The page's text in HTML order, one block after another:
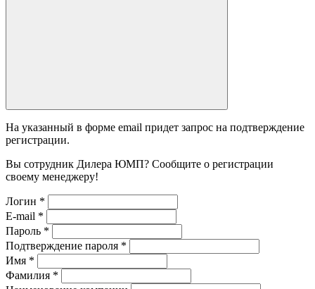
На указанный в форме email придет запрос на подтверждение
регистрации.
Вы сотрудник Дилера ЮМП? Сообщите о регистрации
своему менеджеру!
Логин *
E-mail *
Пароль *
Подтверждение пароля *
Имя *
Фамилия *